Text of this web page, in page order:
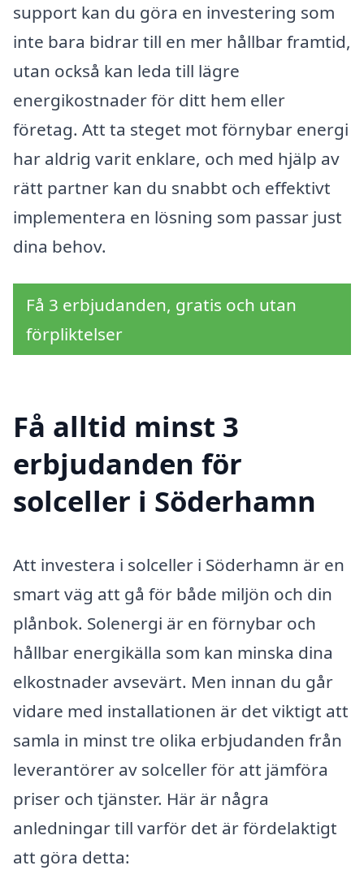
support kan du göra en investering som
inte bara bidrar till en mer hållbar framtid,
utan också kan leda till lägre
energikostnader för ditt hem eller
företag. Att ta steget mot förnybar energi
har aldrig varit enklare, och med hjälp av
rätt partner kan du snabbt och effektivt
implementera en lösning som passar just
dina behov.
Få 3 erbjudanden, gratis och utan
förpliktelser
Få alltid minst 3
erbjudanden för
solceller i Söderhamn
Att investera i solceller i Söderhamn är en
smart väg att gå för både miljön och din
plånbok. Solenergi är en förnybar och
hållbar energikälla som kan minska dina
elkostnader avsevärt. Men innan du går
vidare med installationen är det viktigt att
samla in minst tre olika erbjudanden från
leverantörer av solceller för att jämföra
priser och tjänster. Här är några
anledningar till varför det är fördelaktigt
att göra detta: